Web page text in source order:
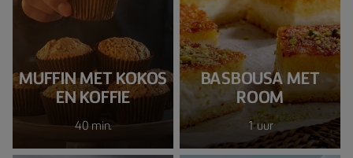
MUFFIN MET KOKOS
EN KOFFIE
40 min.
BASBOUSA MET
ROOM
1 uur